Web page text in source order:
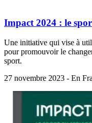
Impact 2024 : le
Une initiative qui vise à
pour promouvoir le
sport.
27 novembre 2023 - En